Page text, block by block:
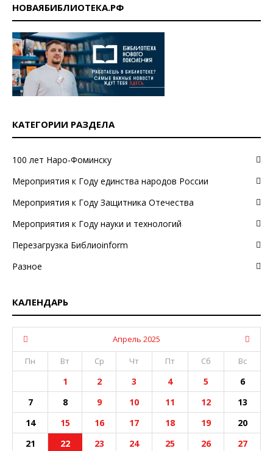
НОВАЯБИБЛИОТЕКА.РФ
КАТЕГОРИИ РАЗДЕЛА
100 лет Наро-Фоминску
Мероприятия к Году единства народов России
Мероприятия к Году Защитника Отечества
Мероприятия к Году науки и технологий
Перезагрузка Библиоinform
Разное
КАЛЕНДАРЬ
Апрель 2025
Пн
Вт Ср Чт Пт Сб Вс
1 2 3 4 5
6
7
8 9 10 11 12
13
14
15 16 17 18 19
20
21
22 23 24 25 26
27